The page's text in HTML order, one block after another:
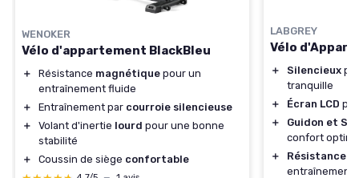
WENOKER
Vélo d'appartement BlackBleu
＋ Résistance magnétique pour un
entraînement fluide
＋
Entraînement par courroie silencieuse
＋
Volant d'inertie lourd pour une bonne
stabilité
＋
Coussin de siège confortable
LABGREY
Vélo
＋ Silencieux
tranquille
＋
Écran LCD
＋
Guidon et
confort
＋
Résistance